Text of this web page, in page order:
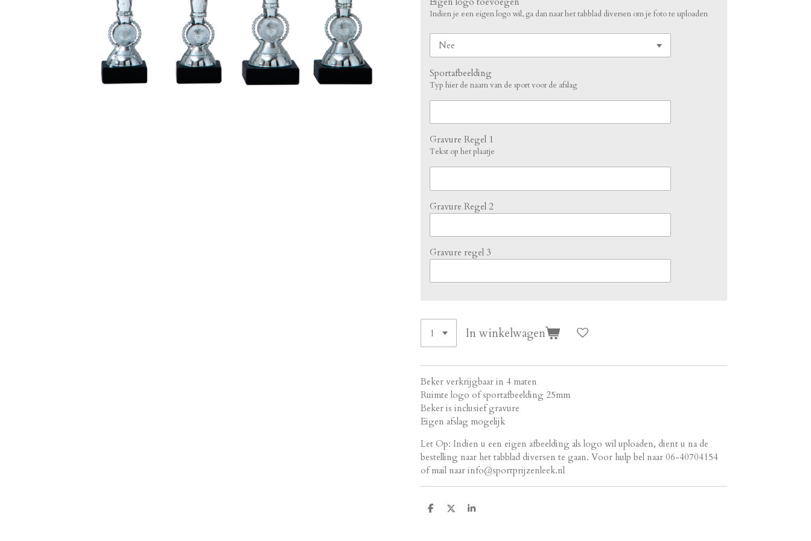
Indien je een eigen logo wil, ga dan naar het tabblad diversen om je foto te uploaden
Sportafbeelding
Typ hier de naam van de sport voor de afslag
Gravure Regel 1
Tekst op het plaatje
Gravure Regel 2
Gravure regel 3
In winkelwagen
Beker verkrijgbaar in 4 maten
Ruimte logo of sportafbeelding 25mm
Beker is inclusief gravure
Eigen afslag mogelijk
Let Op: Indien u een eigen afbeelding als logo wil uploaden, dient u na de
bestelling naar het tabblad diversen te gaan. Voor hulp bel naar 06-40704154
of mail naar info@sportprijzenleek.nl
D
D
S